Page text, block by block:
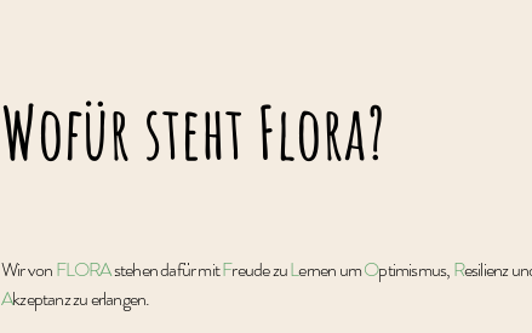
Wir vonFLORAstehen dafür mitFreude zuLernen umOptimismus,Resilienz
Akzeptanz zu erlangen.
Wofür steht Flora?